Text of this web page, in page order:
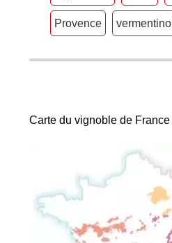
Provence vermentino
Carte du vignoble de France